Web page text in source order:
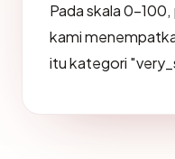
Pada skala 0-
kami
itu kategori